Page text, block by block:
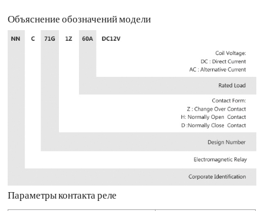
Объяснение обозначений модели
Параметры контакта реле